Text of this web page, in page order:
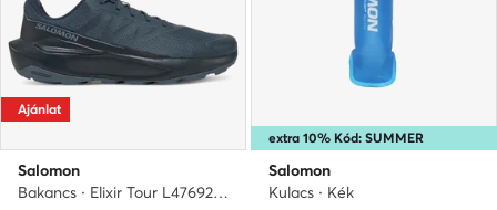
Ajánlat
Salomon
Bakancs · Elixir Tour L47692000 · Szürke
extra 10% Kód: SUMMER
Salomon
Kulacs · Kék